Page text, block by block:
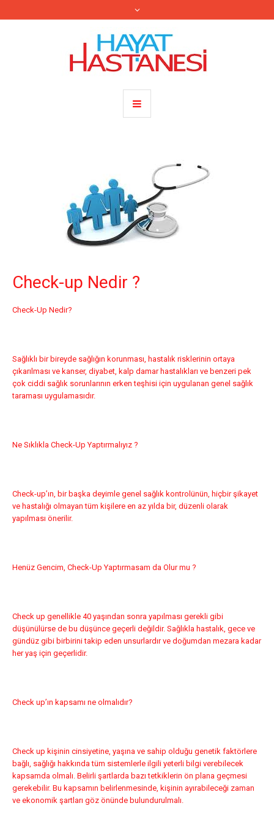
Check-up Nedir ?
Check-Up Nedir?
Sağlıklı bir bireyde sağlığın korunması, hastalık risklerinin ortaya
çıkarılması ve kanser, diyabet, kalp damar hastalıkları ve benzeri pek
çok ciddi sağlık sorunlarının erken teşhisi için uygulanan genel sağlık
taraması uygulamasıdır.
Ne Sıklıkla Check-Up Yaptırmalıyız ?
Check-up’ın, bir başka deyimle genel sağlık kontrolünün, hiçbir şikayet
ve hastalığı olmayan tüm kişilere en az yılda bir, düzenli olarak
yapılması önerilir.
Henüz Gencim, Check-Up Yaptırmasam da Olur mu ?
Check up genellikle 40 yaşından sonra yapılması gerekli gibi
düşünülürse de bu düşünce geçerli değildir. Sağlıkla hastalık, gece ve
gündüz gibi birbirini takip eden unsurlardır ve doğumdan mezara kadar
her yaş için geçerlidir.
Check up’ın kapsamı ne olmalıdır?
Check up kişinin cinsiyetine, yaşına ve sahip olduğu genetik faktörlere
bağlı, sağlığı hakkında tüm sistemlerle ilgili yeterli bilgi verebilecek
kapsamda olmalı. Belirli şartlarda bazı tetkiklerin ön plana geçmesi
gerekebilir. Bu kapsamın belirlenmesinde, kişinin ayırabileceği zaman
ve ekonomik şartları göz önünde bulundurulmalı.